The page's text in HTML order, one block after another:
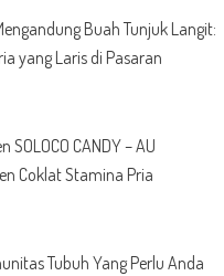
Buah Tunjuk Langit:
yang Laris di Pasaran
CANDY – AU
Coklat Stamina Pria
Tubuh Yang Perlu Anda